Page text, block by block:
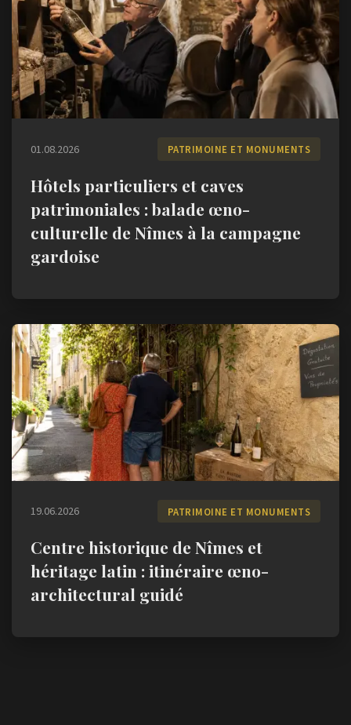
01.08.2026 PATRIMOINE ET MONUMENTS
Hôtels particuliers et caves
patrimoniales : balade œno-
culturelle de Nîmes à la campagne
gardoise
19.06.2026 PATRIMOINE ET MONUMENTS
Centre historique de Nîmes et
héritage latin : itinéraire œno-
architectural guidé